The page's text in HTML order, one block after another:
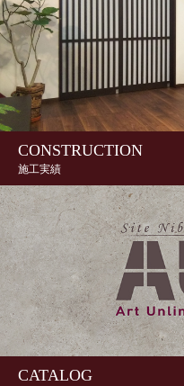
CONSTRUCTION
施工実績
CATALOG